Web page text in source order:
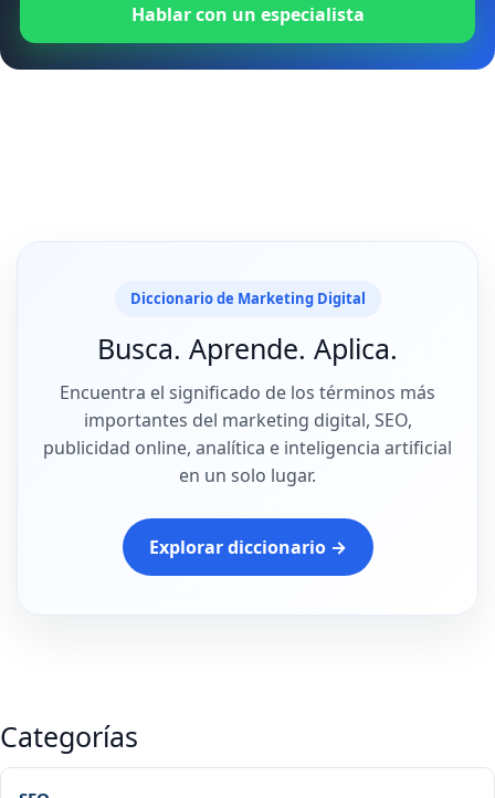
Hablar con un especialista
Diccionario de Marketing Digital
Busca. Aprende. Aplica.
Encuentra el significado de los términos más
importantes del marketing digital, SEO,
publicidad online, analítica e inteligencia artificial
en un solo lugar.
Explorar diccionario →
Categorías